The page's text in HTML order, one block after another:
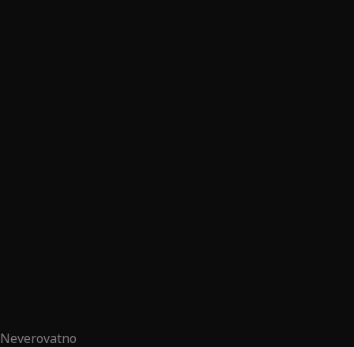
Neverovatno